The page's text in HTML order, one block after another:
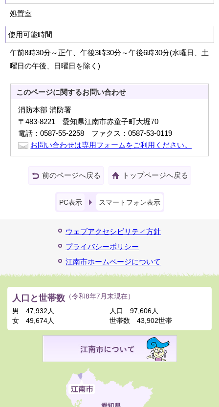
処置室
使用可能時間
午前8時30分～正午、午後3時30分～午後6時30分(水曜日、土
曜日の午後、日曜日を除く)
このページに関するお問い合わせ
消防本部 消防署
〒483-8221 愛知県江南市赤童子町大堀70
電話：0587-55-2258 ファクス：0587-53-0119
お問い合わせは専用フォームをご利用ください。
前のページへ戻る トップページへ戻る
PC表示 スマートフォン表示
ウェブアクセシビリティ方針
プライバシーポリシー
江南市ホームページについて
人口と世帯数 （令和8年7月末現在）
男
47,932人
女
49,674人
人口
97,606人
世帯数
43,902世帯